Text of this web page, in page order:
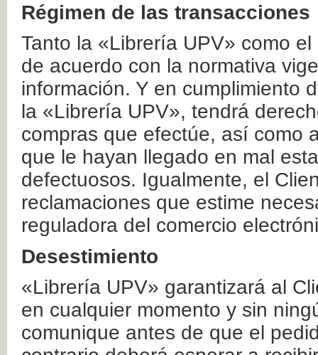
Régimen de las transacciones
Tanto la «Librería UPV» como
de acuerdo con la normativa
información. Y en cumplimiento
la «Librería UPV», tendrá
compras que efectúe, así como
que le hayan llegado en mal
defectuosos. Igualmente, el
reclamaciones que estime
reguladora del comercio
Desestimiento
«Librería UPV» garantizará al
en cualquier momento y sin
comunique antes de que el